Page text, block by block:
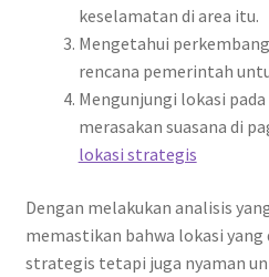
keselamatan di area itu.
Mengetahui
rencana pemerintah
Mengunjungi lokasi
merasakan suasana di
lokasi strategis
Dengan melakukan analisis
memastikan bahwa lokasi
strategis tetapi juga nyaman